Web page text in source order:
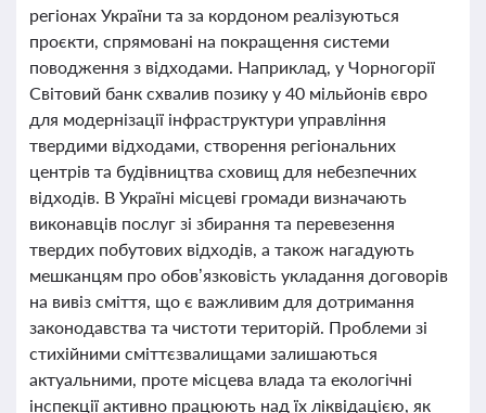
регіонах України та за кордоном реалізуються
проєкти, спрямовані на покращення системи
поводження з відходами. Наприклад, у Чорногорії
Світовий банк схвалив позику у 40 мільйонів євро
для модернізації інфраструктури управління
твердими відходами, створення регіональних
центрів та будівництва сховищ для небезпечних
відходів. В Україні місцеві громади визначають
виконавців послуг зі збирання та перевезення
твердих побутових відходів, а також нагадують
мешканцям про обов’язковість укладання договорів
на вивіз сміття, що є важливим для дотримання
законодавства та чистоти територій. Проблеми зі
стихійними сміттєзвалищами залишаються
актуальними, проте місцева влада та екологічні
інспекції активно працюють над їх ліквідацією, як